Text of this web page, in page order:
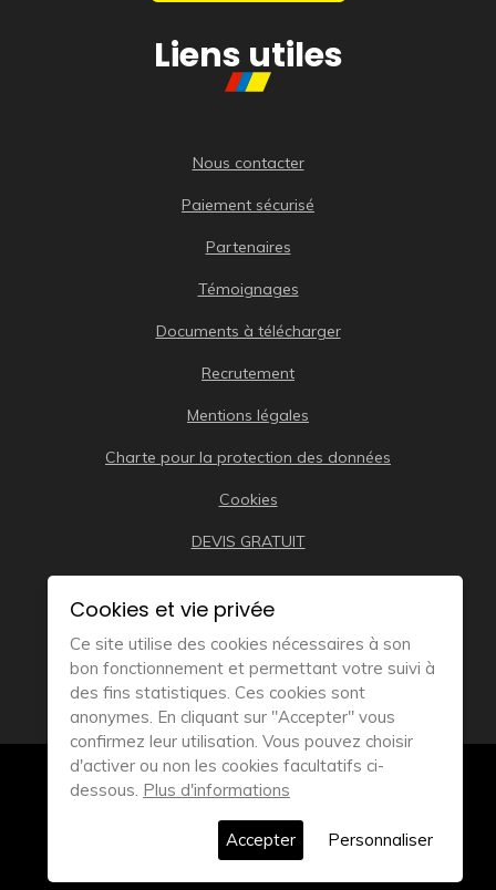
Liens utiles
Nous contacter
Paiement sécurisé
Partenaires
Témoignages
Documents à télécharger
Recrutement
Mentions légales
Charte pour la protection des données
Cookies
DEVIS GRATUIT
© 2019 Remorque Bateau Distribution – Tous droits
Cookies et vie privée
Ce site utilise des cookies nécessaires à son
bon fonctionnement et permettant votre suivi à
des fins statistiques. Ces cookies sont
anonymes. En cliquant sur "Accepter" vous
confirmez leur utilisation. Vous pouvez choisir
d'activer ou non les cookies facultatifs ci-
dessous. Plus d'informations
Accepter Personnaliser